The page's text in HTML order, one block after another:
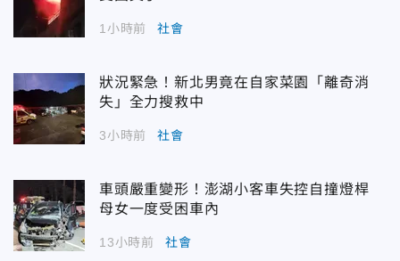
1小時前 社會
狀況緊急！新北男竟在自家菜園「離奇消
失」全力搜救中
3小時前 社會
車頭嚴重變形！澎湖小客車失控自撞燈桿
母女一度受困車內
13小時前 社會